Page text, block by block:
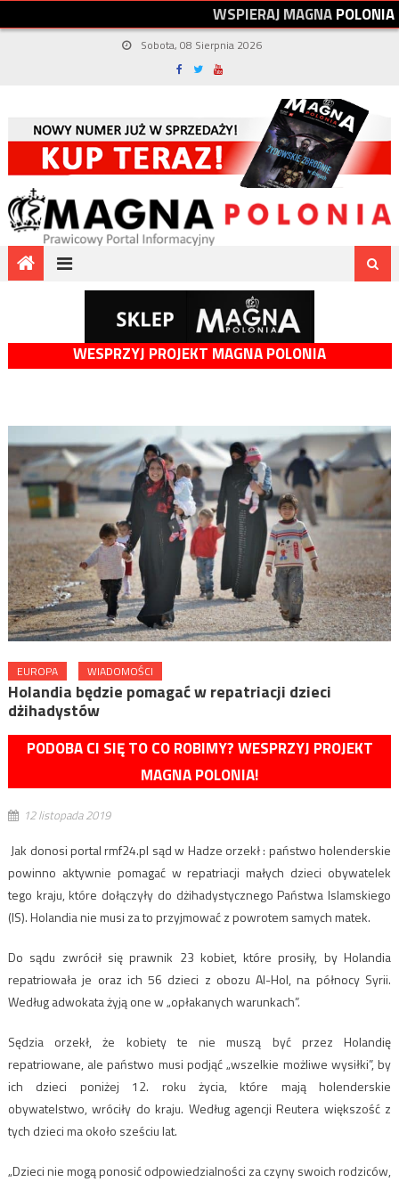
WSPIERAJMAGNAPOLONIA
Sobota, 08 Sierpnia 2026
WESPRZYJ PROJEKT MAGNA POLONIA
EUROPA WIADOMOŚCI
Holandia będzie pomagać w repatriacji dzieci
dżihadystów
PODOBA CI SIĘ TO CO ROBIMY? WESPRZYJ PROJEKT
MAGNA POLONIA!
12 listopada 2019
Jak donosi portal rmf24.pl sąd w Hadze orzekł : państwo holenderskie
powinno aktywnie pomagać w repatriacji małych dzieci obywatelek
tego kraju, które dołączyły do dżihadystycznego Państwa Islamskiego
(IS). Holandia nie musi za to przyjmować z powrotem samych matek.
Do sądu zwrócił się prawnik 23 kobiet, które prosiły, by Holandia
repatriowała je oraz ich 56 dzieci z obozu Al-Hol, na północy Syrii.
Według adwokata żyją one w „opłakanych warunkach”.
Sędzia orzekł, że kobiety te nie muszą być przez Holandię
repatriowane, ale państwo musi podjąć „wszelkie możliwe wysiłki”, by
ich dzieci poniżej 12. roku życia, które mają holenderskie
obywatelstwo, wróciły do kraju. Według agencji Reutera większość z
tych dzieci ma około sześciu lat.
„Dzieci nie mogą ponosić odpowiedzialności za czyny swoich rodziców,